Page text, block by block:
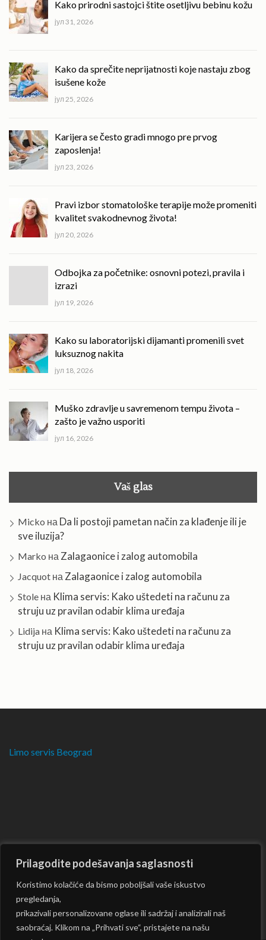
Prilagodite podešavanja saglasnosti
Koristimo kolačiće da bismo poboljšali vaše iskustvo
pregledanja,
prikazivali personalizovane oglase ili sadržaj i analizirali naš
saobraćaj. Klikom na „Prihvati sve“, pristajete na našu
Kako prirodni sastojci štite osetljivu bebinu kožu
јул 31, 2026
Kako da sprečite neprijatnosti koje nastaju zbog
isušene kože
јул 25, 2026
Karijera se često gradi mnogo pre prvog
zaposlenja!
јул 23, 2026
Pravi izbor stomatološke terapije može promeniti
kvalitet svakodnevnog života!
јул 20, 2026
Odbojka za početnike: osnovni potezi, pravila i
izrazi
јул 19, 2026
Kako su laboratorijski dijamanti promenili svet
luksuznog nakita
јул 18, 2026
Muško zdravlje u savremenom tempu života –
zašto je važno usporiti
јул 16, 2026
Vaš glas
Micko на Da li postoji pametan način za klađenje ili je
sve iluzija?
Marko на Zalagaonice i zalog automobila
Jacquot на Zalagaonice i zalog automobila
Stole на Klima servis: Kako uštedeti na računu za
struju uz pravilan odabir klima uređaja
Lidija на Klima servis: Kako uštedeti na računu za
struju uz pravilan odabir klima uređaja
Limo servis Beograd